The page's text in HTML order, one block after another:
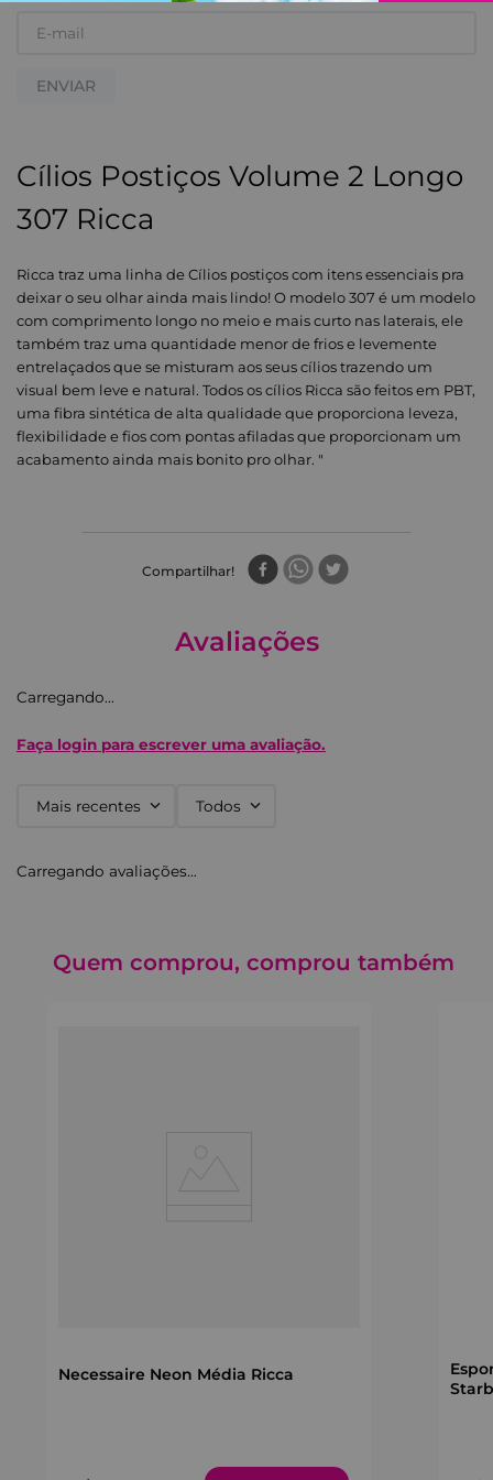
ENVIAR
Cílios Postiços Volume 2 Longo
307 Ricca
Ricca traz uma linha de Cílios postiços com itens essenciais pra
deixar o seu olhar ainda mais lindo! O modelo 307 é um modelo
com comprimento longo no meio e mais curto nas laterais, ele
também traz uma quantidade menor de frios e levemente
entrelaçados que se misturam aos seus cílios trazendo um
visual bem leve e natural. Todos os cílios Ricca são feitos em PBT,
uma fibra sintética de alta qualidade que proporciona leveza,
flexibilidade e fios com pontas afiladas que proporcionam um
acabamento ainda mais bonito pro olhar. "
Compartilhar
Avaliações
Carregando…
Faça login para escrever uma avaliação.
Mais recentes Todos
Carregando avaliações…
Quem comprou, comprou também
Necessaire Neon Média Ricca